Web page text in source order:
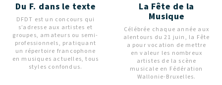
La Fête de la
Musique
Célébrée chaque année aux
alentours du 21 juin, la Fête
a pour vocation de mettre
en valeur les nombreux
artistes de la scène
musicale en Fédération
Wallonie-Bruxelles.
Du F. dans le texte
DFDT est un concours qui
s’adresse aux artistes et
groupes, amateurs ou semi-
professionnels, pratiquant
un répertoire francophone
en musiques actuelles, tous
styles confondus.